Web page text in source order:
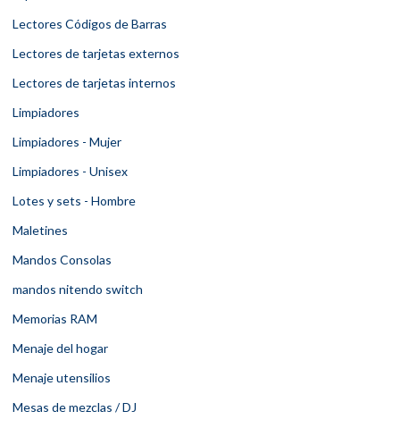
Lectores Códigos de Barras
Lectores de tarjetas externos
Lectores de tarjetas internos
Limpiadores
Limpiadores - Mujer
Limpiadores - Unisex
Lotes y sets - Hombre
Maletines
Mandos Consolas
mandos nitendo switch
Memorias RAM
Menaje del hogar
Menaje utensilios
Mesas de mezclas / DJ